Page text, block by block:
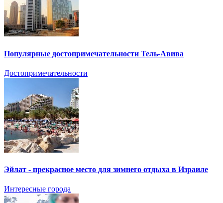
Популярные достопримечательности Тель-Авива
Достопримечательности
Эйлат - прекрасное место для зимнего отдыха в Израиле
Интересные города